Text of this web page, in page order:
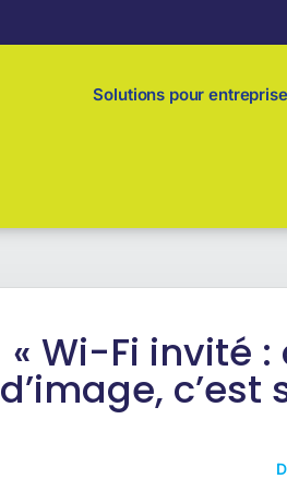
Solutions pour
« Wi-Fi invité
d’image,